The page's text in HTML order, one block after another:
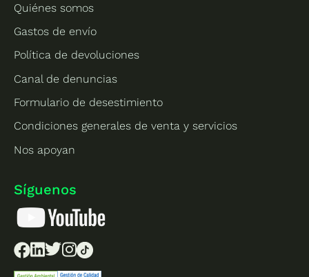
Quiénes somos
Gastos de envío
Política de devoluciones
Canal de denuncias
Formulario de desestimiento
Condiciones generales de venta y servicios
Nos apoyan
Síguenos